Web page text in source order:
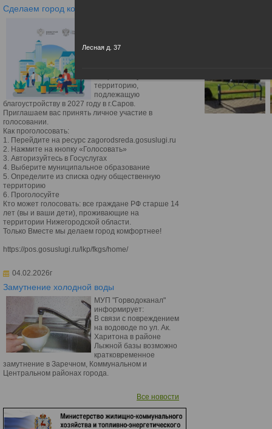
Сделаем город комфортнее
2026 года проходит
территорию,
подлежащую
благоустройству в 2027 году в г.Саров.
Приглашаем вас принять личное участие в
голосовании.
Как проголосовать:
1. Перейдите на ресурс zagorodsreda.gosuslugi.ru
2. Нажмите на кнопку «Голосовать»
3. Авторизуйтесь в Госуслугах
4. Выберите муниципальное образование
5. Определите из списка одну общественную
территорию
6. Проголосуйте
Кто может голосовать: все граждане РФ старше 14
лет (вы и ваши дети), проживающие на
территории Нижегородской области.
Только Вместе мы делаем город комфортнее!
https://pos.gosuslugi.ru/lkp/fkgs/home/
04.02.2026г
Замутнение холодной воды
МУП "Горводоканал"
информирует:
В связи с повреждением
на водоводе по ул. Ак.
Харитона в районе
Лыжной базы возможно
кратковременное
замутнение в Заречном, Коммунальном и
Центральном районах города.
Все новости
Лесная д. 37